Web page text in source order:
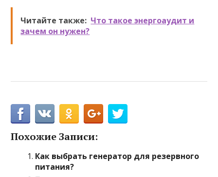
Читайте также: Что такое энергоаудит и
зачем он нужен?
Похожие Записи:
Как выбрать генератор для резервного
питания?